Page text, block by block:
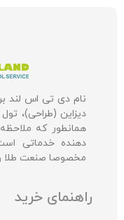
نام دی تی اس لند
دیزاین (طراحی)،
همانطور که
دهنده خدماتی
مخصوصا صنعت طلا
راهنمای خرید